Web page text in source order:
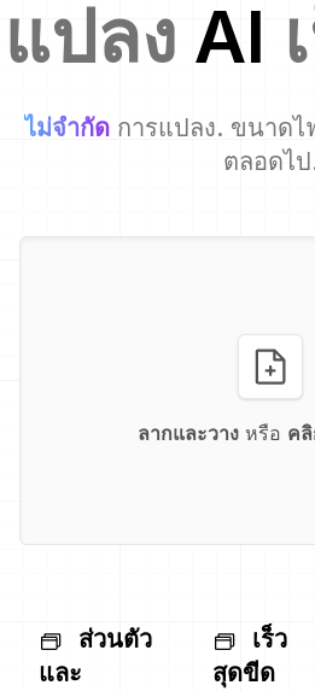
แปลง AI
ไม่จำกัด การแปลง. ขนาดไ
ตลอดไ
ลากและวางหรือ ค
ส่วนตัว
และ
เร็ว
สุดขีด